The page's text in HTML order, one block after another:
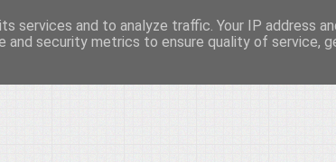
σε κάθε του μορφή και έκταση...
services and to analyze traffic. Your IP address
and security metrics to ensure quality of service,